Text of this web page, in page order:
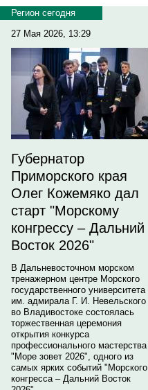
Регион сегодня
27 Мая 2026, 13:29
Губернатор
Приморского края
Олег Кожемяко дал
старт "Морскому
конгрессу – Дальний
Восток 2026"
В Дальневосточном морском
тренажерном центре Морского
государственного университета
им. адмирала Г. И. Невельского
во Владивостоке состоялась
торжественная церемония
открытия конкурса
профессионального мастерства
"Море зовет 2026", одного из
самых ярких событий "Морского
конгресса – Дальний Восток